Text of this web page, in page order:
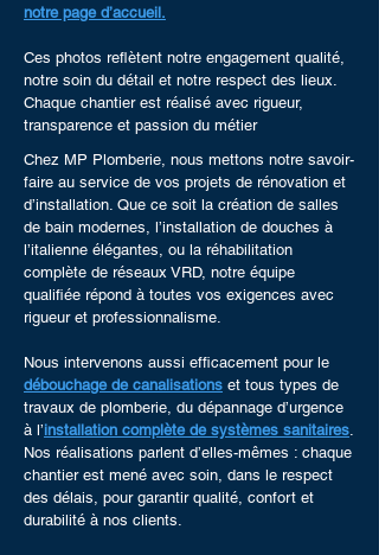
notre page d’accueil.
Ces photos reflètent notre engagement qualité,
notre soin du détail et notre respect des lieux.
Chaque chantier est réalisé avec rigueur,
transparence et passion du métier
Chez MP Plomberie, nous mettons notre savoir-
faire au service de vos projets de rénovation et
d’installation. Que ce soit la création de salles
de bain modernes, l’installation de douches à
l’italienne élégantes, ou la réhabilitation
complète de réseaux VRD, notre équipe
qualifiée répond à toutes vos exigences avec
rigueur et professionnalisme.
Nous intervenons aussi efficacement pour le
débouchage de canalisations et tous types de
travaux de plomberie, du dépannage d’urgence
à l’installation complète de systèmes sanitaires.
Nos réalisations parlent d’elles-mêmes : chaque
chantier est mené avec soin, dans le respect
des délais, pour garantir qualité, confort et
durabilité à nos clients.